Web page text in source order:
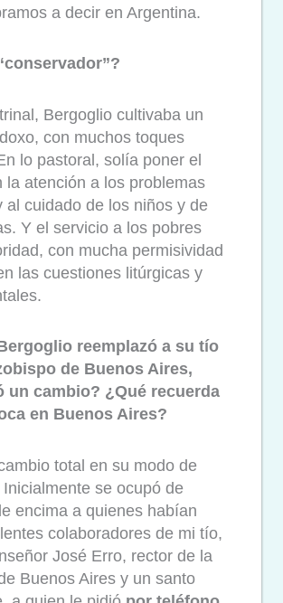
a decir en Argentina.
Bergoglio cultivaba un
con muchos toques
lo pastoral, solía poner el
la atención a los problemas
al cuidado de los niños y de
Y el servicio a los pobres
con mucha permisividad
las cuestiones litúrgicas y
reemplazó a su tío
de Buenos Aires,
un cambio? ¿Qué recuerda
en Buenos Aires?
total en su modo de
Inicialmente se ocupó de
encima a quienes habían
colaboradores de mi tío,
José Erro, rector de la
Buenos Aires y un santo